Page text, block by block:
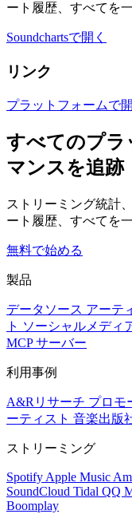
ート履歴、すべてを
Soundchartsで開く
リンク
プラットフォームで開
すべてのプラ
マンスを追跡
ストリーミング統計
ート履歴、すべてを
無料で始める
製品
データソース アーテ
ト ソーシャルメディ
MCP サーバー
利用事例
A&Rリサーチ プロモ
ーティスト 音楽出版
ストリーミング
Spotify Apple Music
SoundCloud Tidal QQ
Boomplay